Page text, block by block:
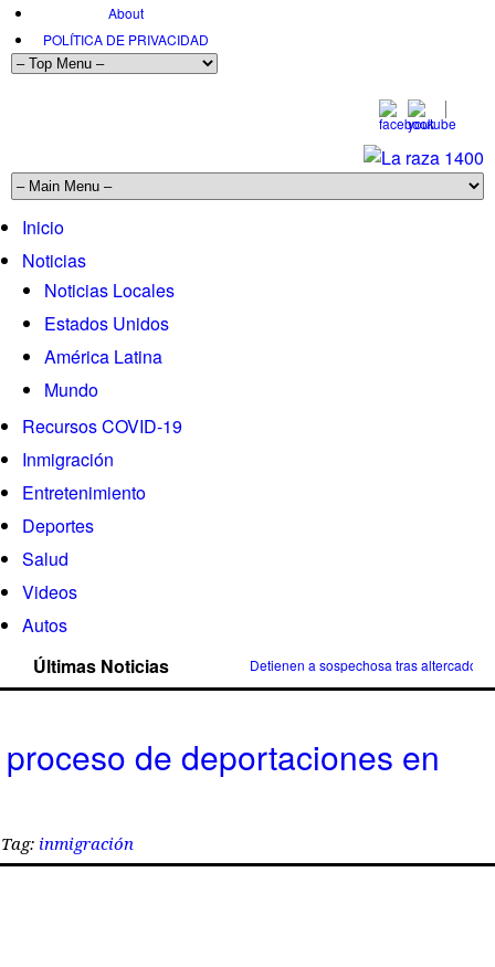
About
POLÍTICA DE PRIVACIDAD
Inicio
Noticias
Noticias Locales
Estados Unidos
América Latina
Mundo
Recursos COVID-19
Inmigración
Entretenimiento
Deportes
Salud
Videos
Autos
Últimas Noticias
Detienen a sospechosa tras altercado
de deportaciones en
Tag: inmigración